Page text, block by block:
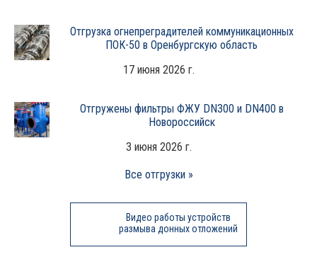
Отгрузка огнепреградителей коммуникационных
ПОК-50 в Оренбургскую область
17 июня 2026 г.
Отгружены фильтры ФЖУ DN300 и DN400 в
Новороссийск
3 июня 2026 г.
Все отгрузки »
Видео работы устройств
размыва донных отложений